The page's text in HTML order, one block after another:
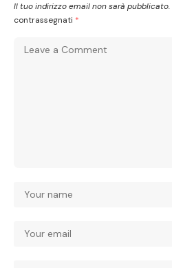
Il tuo indirizzo email non sarà pubblicato.
contrassegnati *